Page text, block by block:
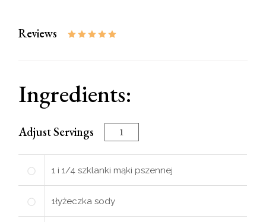
Reviews
Ingredients:
Adjust Servings
1 i 1/4szklanki mąki pszennej
1łyżeczka sody